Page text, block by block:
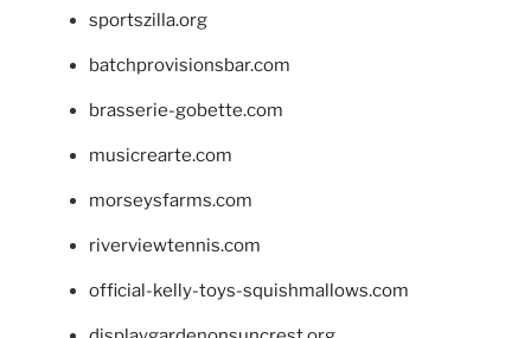
sportszilla.org
batchprovisionsbar.com
brasserie-gobette.com
musicrearte.com
morseysfarms.com
riverviewtennis.com
official-kelly-toys-squishmallows.com